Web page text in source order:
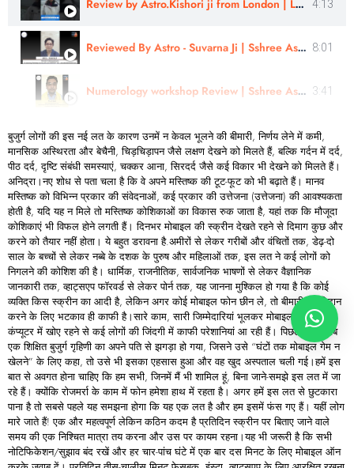
Review by Astro.Kishori ji from London | Learn Astrology 4:13
Reviewed By Astro - Suvarna Ji | Sshree Astro Vastu 8:01
Numerology workshop Review | Sshree AstroVastu | Mr. Aniket 3:41
बुजुर्ग लोगों की इस नई लत के कारण उनमें न केवल भूलने की बीमारी, निर्णय लेने में कमी,
मानसिक अस्थिरता और बेचैनी, चिड़चिड़ापन जैसे लक्षण देखने को मिलते हैं, बल्कि गर्दन में दर्द,
पीठ दर्द, दृष्टि संबंधी समस्याएं, चक्कर आना, सिरदर्द जैसे कई विकार भी देखने को मिलते हैं।
अनिद्रा।नए शोध से पता चला है कि वे अपने मस्तिष्क की टूट-फूट को भी बढ़ाते हैं। मानव
मस्तिष्क को विभिन्न प्रकार की संवेदनाओं, कई प्रकार की उत्तेजना (उत्तेजना) की आवश्यकता
होती है, यदि यह न मिले तो मस्तिष्क कोशिकाओं का विकास रुक जाता है, यहां तक ​​कि मौजूदा
कोशिकाएं भी विफल होने लगती हैं। दिनभर मोबाइल की स्क्रीन देखते रहने से दिमाग कुछ और
करने को तैयार नहीं होता। ये बहुत डरावना है.अमीरों से लेकर गरीबों और वंचितों तक, डेढ़-दो
साल के बच्चों से लेकर नब्बे के दशक के पुरुष और महिलाओं तक, इस लत ने कई लोगों को
निगलने की कोशिश की है। धार्मिक, राजनीतिक, सार्वजनिक भाषणों से लेकर वैज्ञानिक
जानकारी तक, व्हाट्सएप फॉरवर्ड से लेकर पोर्न तक, यह जानना मुश्किल हो गया है कि कोई
व्यक्ति किस स्क्रीन का आदी है, लेकिन अगर कोई मोबाइल फोन छीन ले, तो बीमारी का निदान
करने के लिए भटकाव ही काफी है।सारे काम, सारी जिम्मेदारियां भूलकर मोबाइल फोन और
कंप्यूटर में खोए रहने से कई लोगों की जिंदगी में काफी परेशानियां आ रही हैं। पिछले हफ्ते, जब
एक शिक्षित बुजुर्ग गृहिणी का अपने पति से झगड़ा हो गया, जिसने उसे “घंटों तक मोबाइल गेम न
खेलने” के लिए कहा, तो उसे भी इसका एहसास हुआ और वह खुद अस्पताल चली गई।हमें इस
बात से अवगत होना चाहिए कि हम सभी, जिनमें मैं भी शामिल हूं, बिना जाने-समझे इस लत में जा
रहे हैं। क्योंकि रोजमर्रा के काम में फोन हमेशा हाथ में रहता है। अगर हमें इस लत से छुटकारा
पाना है तो सबसे पहले यह समझना होगा कि यह एक लत है और हम इसमें फंस गए हैं। यहीं लोग
मारे जाते हैं! एक और महत्वपूर्ण लेकिन कठिन कदम है प्रतिदिन स्क्रीन पर बिताए जाने वाले
समय की एक निश्चित मात्रा तय करना और उस पर कायम रहना।यह भी जरूरी है कि सभी
नोटिफिकेशन/सुझाव बंद रखें और हर चार-पांच घंटे में एक बार दस मिनट के लिए मोबाइल ऑन